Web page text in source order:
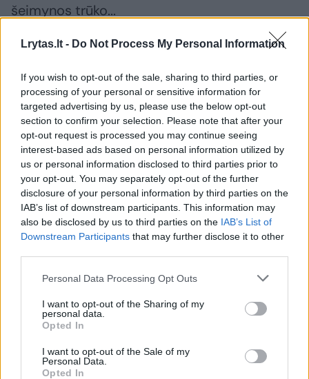
Lrytas.lt - Do Not Process My Personal Information
If you wish to opt-out of the sale, sharing to third parties, or
processing of your personal or sensitive information for
targeted advertising by us, please use the below opt-out
section to confirm your selection. Please note that after your
opt-out request is processed you may continue seeing
interest-based ads based on personal information utilized by
us or personal information disclosed to third parties prior to
your opt-out. You may separately opt-out of the further
disclosure of your personal information by third parties on the
IAB’s list of downstream participants. This information may
also be disclosed by us to third parties on the IAB’s List of
Downstream Participants that may further disclose it to other
Personal Data Processing Opt Outs
I want to opt-out of the Sharing of my
personal data.
Opted In
I want to opt-out of the Sale of my
Personal Data.
Opted In
šeimynos trūko...
Susiję straipsniai
Mados turinio kūrėja Inidė
Jasnauskaitė atvirai – apie
mamos įtaką, apsipirkimo
derinius
Mados